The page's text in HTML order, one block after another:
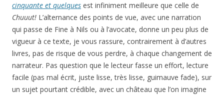
cinquante et quelques est infiniment meilleure que celle de
Chuuut! L’alternance des points de vue, avec une narration
qui passe de Fine à Nils ou à l’avocate, donne un peu plus de
vigueur à ce texte, je vous rassure, contrairement à d’autres
livres, pas de risque de vous perdre, à chaque changement de
narrateur. Pas question que le lecteur fasse un effort, lecture
facile (pas mal écrit, juste lisse, très lisse, guimauve fade), sur
un sujet pourtant crédible, avec un château que l’on imagine